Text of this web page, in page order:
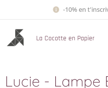
-10% en
La Cocotte en Papier
Lucie - Lampe